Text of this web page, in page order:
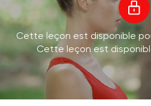
Cette leçon est disponible
Cette leçon est